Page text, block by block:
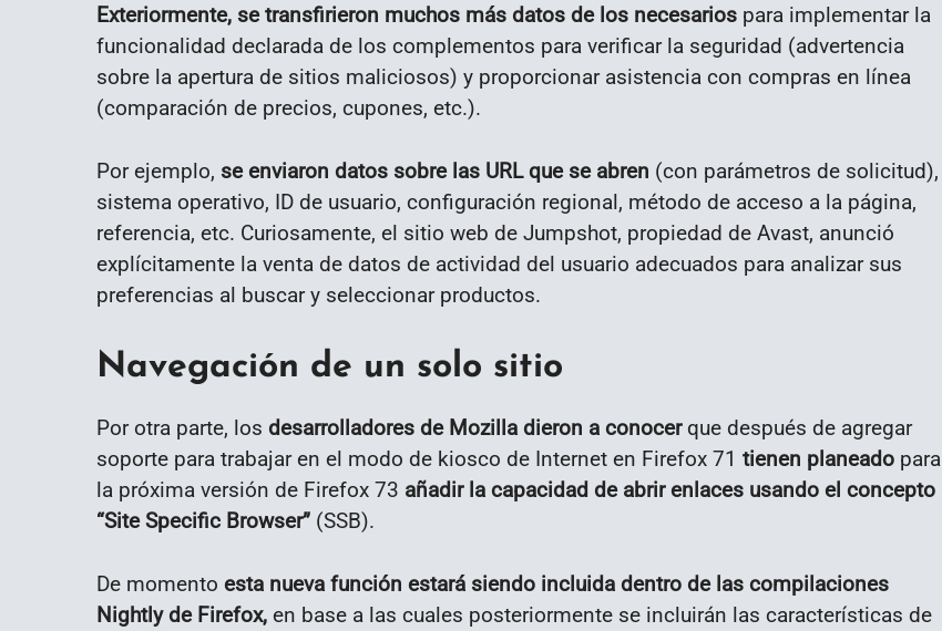
Exteriormente, se transfirieron muchos más datos de los necesarios para implementar la
funcionalidad declarada de los complementos para verificar la seguridad (advertencia
sobre la apertura de sitios maliciosos) y proporcionar asistencia con compras en línea
(comparación de precios, cupones, etc.).
Por ejemplo, se enviaron datos sobre las URL que se abren (con parámetros de solicitud),
sistema operativo, ID de usuario, configuración regional, método de acceso a la página,
referencia, etc. Curiosamente, el sitio web de Jumpshot, propiedad de Avast, anunció
explícitamente la venta de datos de actividad del usuario adecuados para analizar sus
preferencias al buscar y seleccionar productos.
Navegación de un solo sitio
Por otra parte, los desarrolladores de Mozilla dieron a conocerque después de agregar
soporte para trabajar en el modo de kiosco de Internet en Firefox 71 tienen planeado para
la próxima versión de Firefox 73 añadir la capacidad de abrir enlaces usando el concepto
“Site Specific Browser” (SSB).
De momento esta nueva función estará siendo incluida dentro de las compilaciones
Nightly de Firefox, en base a las cuales posteriormente se incluirán las características de